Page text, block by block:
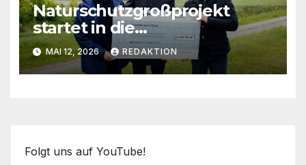
Naturschutzgroßprojekt
startet in die
Umsetzungsphase
MAI 12, 2026 REDAKTION
Folgt uns auf YouTube!